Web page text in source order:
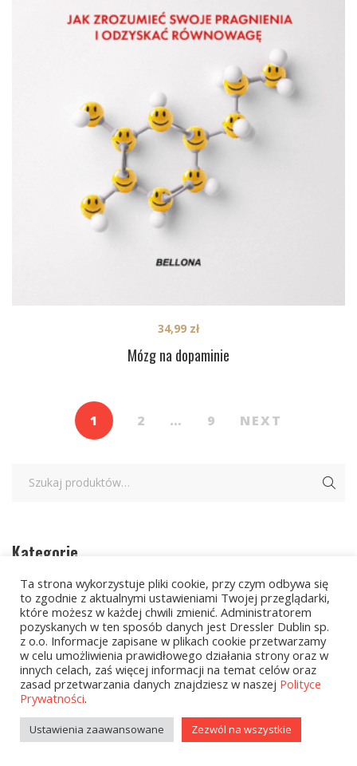
Mózg na dopaminie
34,99 zł
1 2 … 9 NEXT
Kategorie
zobacz wszystkie
Wielcy Humaniści – 02.03.2026
Kolekcje Biedronka - 16.03.2026
Wielcy Humaniści – 16.03.2026
Kolekcje Biedronka - 13.04.2026
Ta strona wykorzystuje pliki cookie, przy czym odbywa się
to zgodnie z aktualnymi ustawieniami Twojej przeglądarki,
które możesz w każdej chwili zmienić. Administratorem
pozyskanych w ten sposób danych jest Dressler Dublin sp.
z o.o. Informacje zapisane w plikach cookie przetwarzamy
w celu umożliwienia prawidłowego działania strony oraz w
innych celach, zaś więcej informacji na temat celów oraz
zasad przetwarzania danych znajdziesz w naszej Polityce
Prywatności.
Ustawienia zaawansowane Zezwól na wszystkie